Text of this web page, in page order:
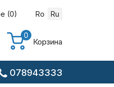
(0) Ro Ru
0
Корзина
078943333